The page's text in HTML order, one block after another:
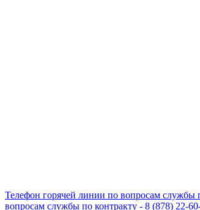
Телефон горячей линии по вопросам службы
вопросам службы по контракту - 8 (878) 22-